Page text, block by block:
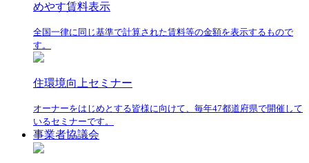
めやす賃料表示
全国一律に同じ基準で計算された賃料等の金額を表示するもので
す。
住環境向上セミナー
オーナーをはじめとする皆様に向けて、毎年47都道府県で開催して
いるセミナーです。
事業者協議会